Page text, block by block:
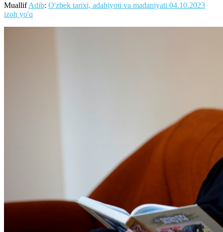
MuallifAdib: O'zbek tarixi, adabiyoti va madaniyati 04.10.2023
izoh yo'q